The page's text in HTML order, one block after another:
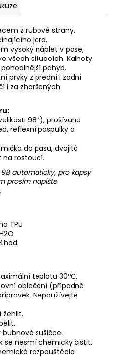
z rubové strany.
jara.
vysoký náplet v pase,
všech situacích. Kalhoty
pohyb.
prvky z přední i zadní
i za zhoršených
98*), prošívaná
reflexní paspulky a
do pasu, dvojitá
na rostoucí.
automaticky, pro kapsy
prosím napište
TPU
teplotu 30ºC.
oblečení (případně
Nepoužívejte
žehlit.
bubnové sušičce.
se nesmí chemicky čistit.
rozpouštědla.